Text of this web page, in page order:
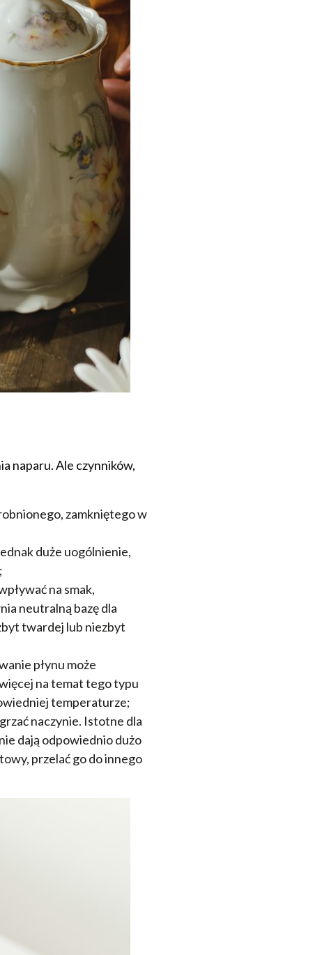
naparu. Ale czynników,
zamkniętego w
duże uogólnienie,
na smak,
neutralną bazę dla
twardej lub niezbyt
płynu może
na temat tego typu
temperaturze;
naczynie. Istotne dla
dają odpowiednio dużo
przelać go do innego